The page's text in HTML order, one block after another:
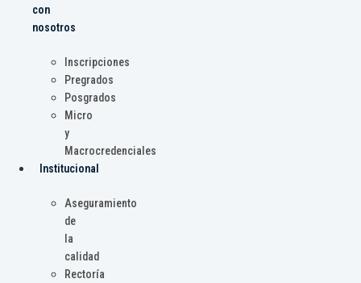
con
nosotros
Inscripciones
Pregrados
Posgrados
Micro
y
Macrocredenciales
Institucional
Aseguramiento
de
la
calidad
Rectoría